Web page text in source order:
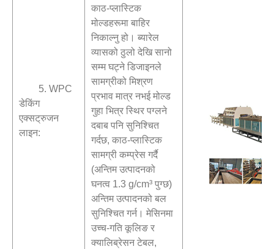
5. WPC
डेकिंग
एक्सट्रुजन
लाइन:
काठ-प्लास्टिक
मोल्डहरूमा बाहिर
निकाल्नु हो। ब्यारेल
व्यासको ठुलो देखि सानो
सम्म घट्ने डिजाइनले
सामग्रीको मिश्रण
प्रभाव मात्र नभई मोल्ड
गुहा भित्र स्थिर पग्लने
दबाब पनि सुनिश्चित
गर्दछ, काठ-प्लास्टिक
सामग्री कम्प्रेस गर्दै
(अन्तिम उत्पादनको
घनत्व 1.3 g/cm³ पुग्छ)
अन्तिम उत्पादनको बल
सुनिश्चित गर्न। मेसिनमा
उच्च-गति कूलिङ र
क्यालिब्रेसन टेबल,